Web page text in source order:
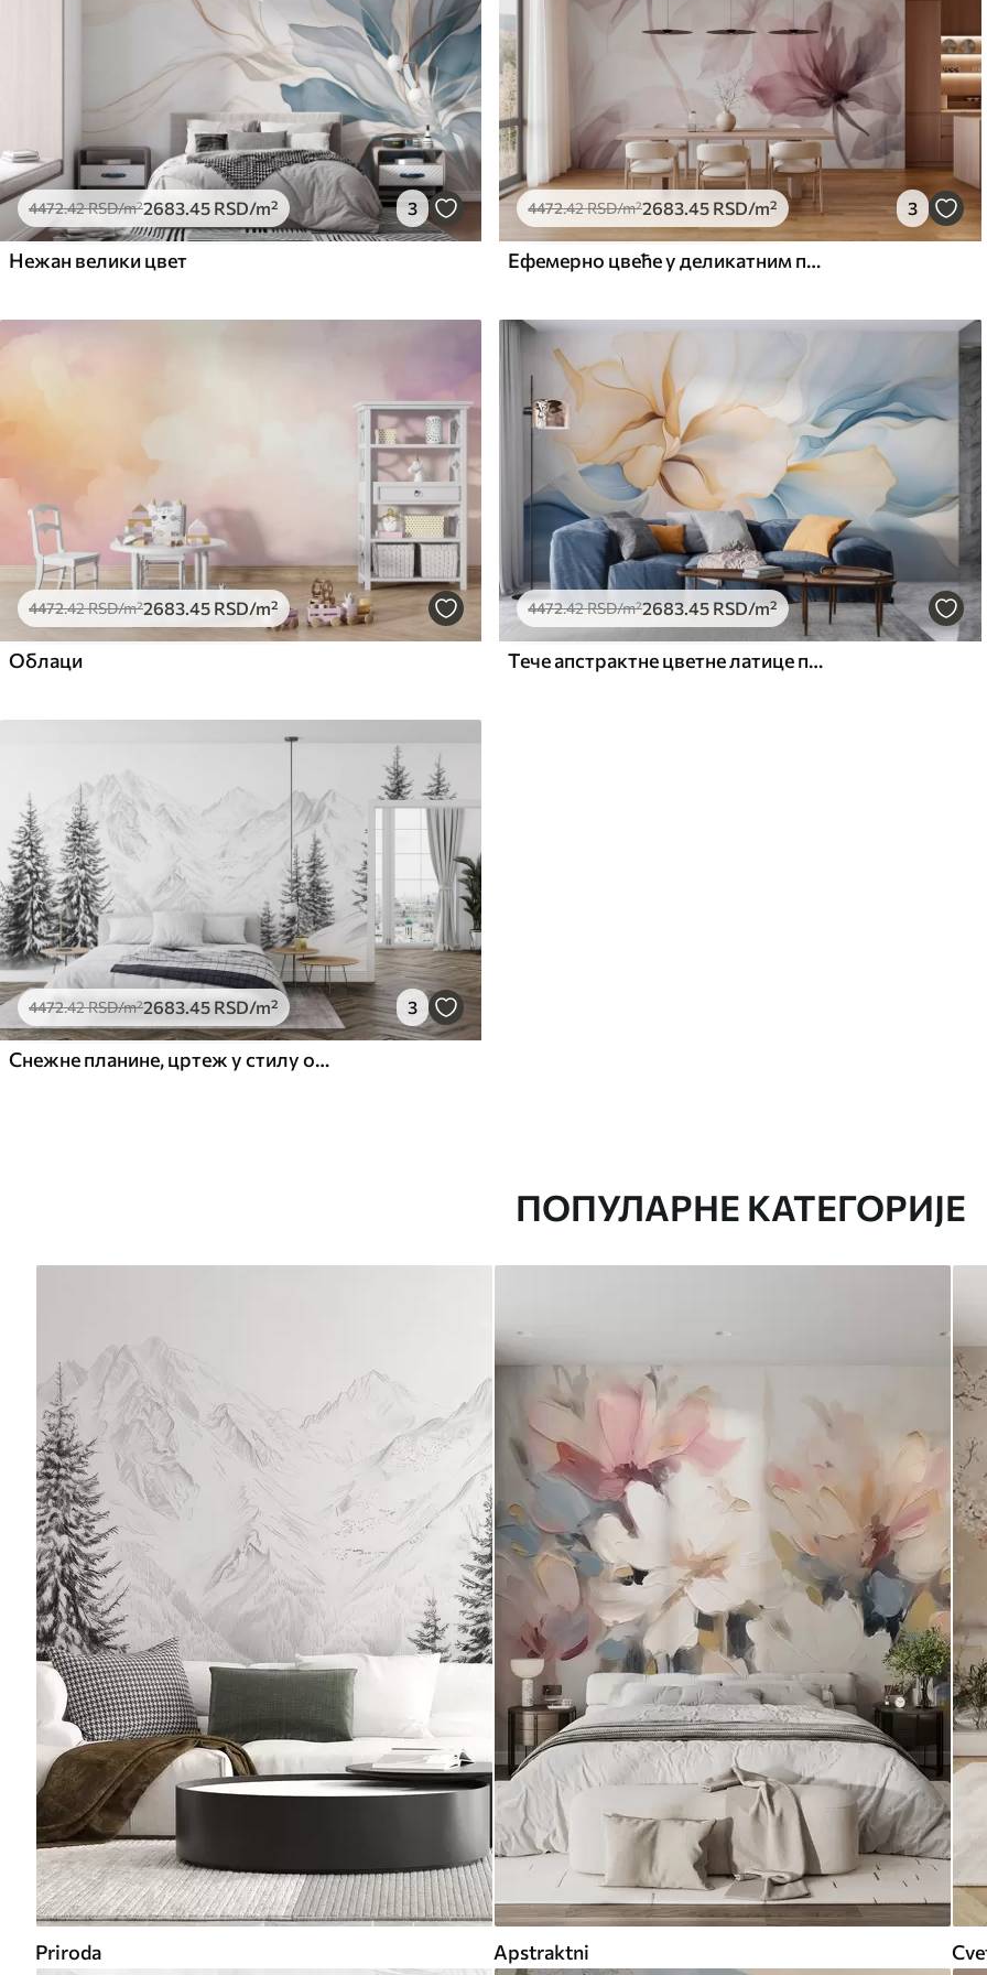
4472.42RSD/m²2683.45 RSD/m² 3
Нежан велики цвет
4472.42RSD/m²2683.45 RSD/m² 3
Ефемерно цвеће у деликатним пастелним бојама
4472.42RSD/m²2683 .45 RSD/m²
Облаци
4472.42RSD/m²2683 .45 RSD/m²
Тече апстрактне цветне латице прозирних и слојевитих облика у пастелним бојама, у брескви и плавим нијансама
4472.42RSD/m²2683.45 RSD/m² 3
Снежне планине, цртеж у стилу оловке, минимализам, шума, природа
ПОПУЛАРНЕ КАТЕГОРИЈЕ
Priroda Apstraktni